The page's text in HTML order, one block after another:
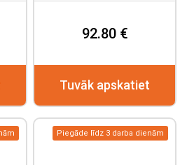
92.80 €
Tuvāk apskatiet
Piegāde līdz 3 darba dienām